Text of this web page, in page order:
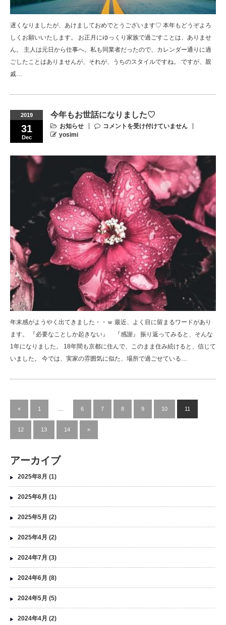
遅くなりましたが、あけましておめでとうございます♡ 本年もどうぞよろ
しくお願いいたします。 お正月にゆっくり家族で過ごすことは、ありませ
ん。 主人は元日から仕事へ。私も同業者だったので、カレンダー通りに過
ごしたことはありませんが、それが、うちのスタイルですね。 ですが、親
戚…
2019
31
Dec
今年もお世話になりました♡
お知らせ
コメントを受け付けていません
yosimi
年末感がようやく出てきました・・ｗ 最近、よく目に留まるワードがあり
ます。 『必要なことしか起きない』 『感謝』 振り返ってみると、そんな
1年になりました。 18年間も京都に住んで、このまま住み続けると、信じて
いました。 今では、実家の雰囲気に似た、場所で過ごせている…
« 1 6 7 8 9 10 11
12 13 14 »
アーカイブ
2025年8月 (1)
2025年6月 (1)
2025年5月 (2)
2025年4月 (2)
2024年7月 (3)
2024年6月 (8)
2024年5月 (5)
2024年4月 (2)